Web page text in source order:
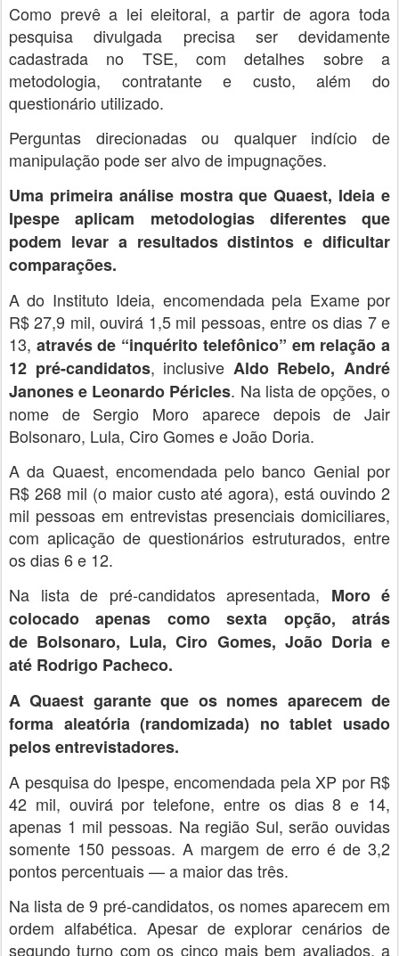
Como prevê a lei eleitoral, a partir de agora toda
pesquisa divulgada precisa ser devidamente
cadastrada no TSE, com detalhes sobre a
metodologia, contratante e custo, além do
questionário utilizado.
Perguntas direcionadas ou qualquer indício de
manipulação pode ser alvo de impugnações.
Uma primeira análise mostra que Quaest, Ideia e
Ipespe aplicam metodologias diferentes que
podem levar a resultados distintos e dificultar
comparações.
A do Instituto Ideia, encomendada pela Exame por
R$ 27,9 mil, ouvirá 1,5 mil pessoas, entre os dias 7 e
13, através de “inquérito telefônico” em relação a
12 pré-candidatos, inclusive Aldo Rebelo, André
Janones e Leonardo Péricles. Na lista de opções, o
nome de Sergio Moro aparece depois de Jair
Bolsonaro, Lula, Ciro Gomes e João Doria.
A da Quaest, encomendada pelo banco Genial por
R$ 268 mil (o maior custo até agora), está ouvindo 2
mil pessoas em entrevistas presenciais domiciliares,
com aplicação de questionários estruturados, entre
os dias 6 e 12.
Na lista de pré-candidatos apresentada, Moro é
colocado apenas como sexta opção, atrás
de Bolsonaro, Lula, Ciro Gomes, João Doria e
até Rodrigo Pacheco.
A Quaest garante que os nomes aparecem de
forma aleatória (randomizada) no tablet usado
pelos entrevistadores.
A pesquisa do Ipespe, encomendada pela XP por R$
42 mil, ouvirá por telefone, entre os dias 8 e 14,
apenas 1 mil pessoas. Na região Sul, serão ouvidas
somente 150 pessoas. A margem de erro é de 3,2
pontos percentuais — a maior das três.
Na lista de 9 pré-candidatos, os nomes aparecem em
ordem alfabética. Apesar de explorar cenários de
segundo turno com os cinco mais bem avaliados, a